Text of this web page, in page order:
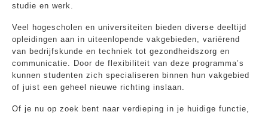
studie en werk.
Veel hogescholen en universiteiten bieden diverse deeltijd
opleidingen aan in uiteenlopende vakgebieden, variërend
van bedrijfskunde en techniek tot gezondheidszorg en
communicatie. Door de flexibiliteit van deze programma’s
kunnen studenten zich specialiseren binnen hun vakgebied
of juist een geheel nieuwe richting inslaan.
Of je nu op zoek bent naar verdieping in je huidige functie,